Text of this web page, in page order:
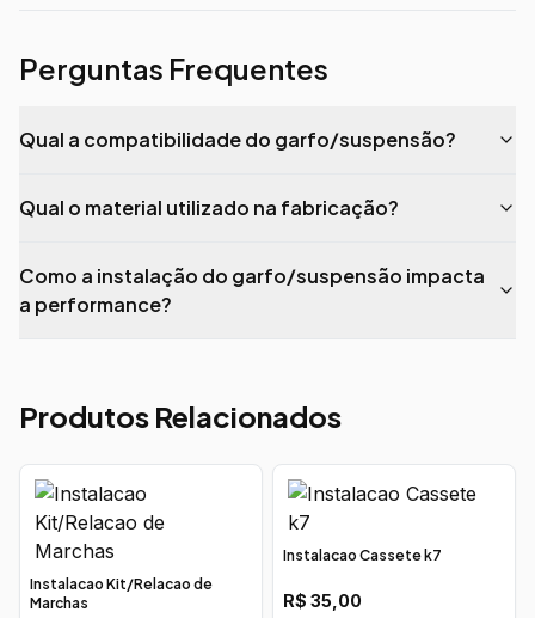
Perguntas Frequentes
Qual a compatibilidade do garfo/suspensão?
Qual o material utilizado na fabricação?
Como a instalação do garfo/suspensão impacta
a performance?
Produtos Relacionados
Instalacao Kit/Relacao de
Marchas
Instalacao Cassete k7
R$ 35,00